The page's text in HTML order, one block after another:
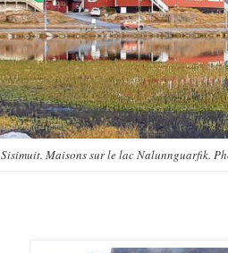
Sisimuit. Maisons sur le lac Nalunnguarfik.